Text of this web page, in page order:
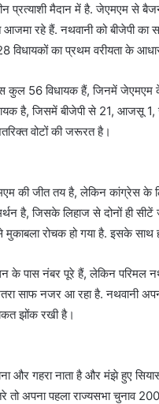
प्रत्याशी मैदान में है. जेएमएम से
आजमा रहे हैं. नथवानी को बीजेपी
का प्रथम वरीयता के आधार
कुल 56 विधायक हैं, जिनमें
है, जिसमें बीजेपी से 21, आजसू
वोटों की जरूरत है।
की जीत तय है, लेकिन कांग्रेस के
है, जिसके लिहाज से दोनों ही
रोचक हो गया है. इसके साथ
के पास नंबर पूरे हैं, लेकिन परिमल
साफ नजर आ रहा है. नथवानी
झोंक रखी है।
और गहरा नाता है और मंझे हुए
अपना पहला राज्यसभा चुनाव